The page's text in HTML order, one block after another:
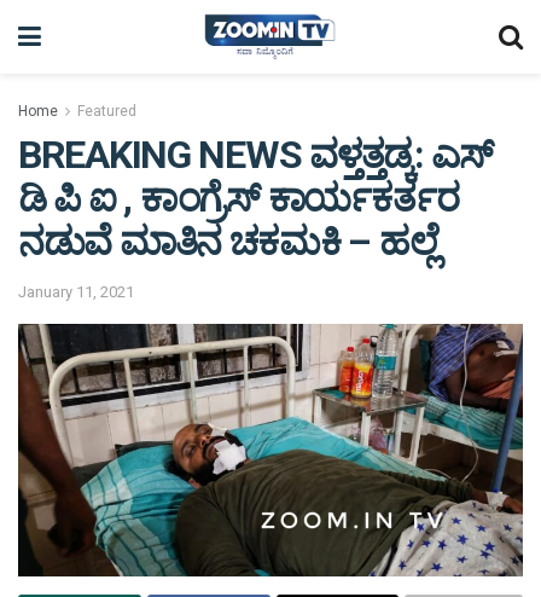
Home Featured
BREAKING NEWS ವಳ್ತತ್ತಡ್ಕ: ಎಸ್
ಡಿ ಪಿ ಐ , ಕಾಂಗ್ರೆಸ್ ಕಾರ್ಯಕರ್ತರ
ನಡುವೆ ಮಾತಿನ ಚಕಮಕಿ – ಹಲ್ಲೆ
January 11, 2021